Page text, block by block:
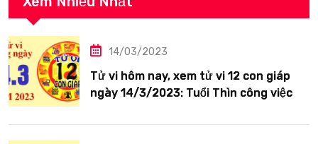
14/03/2023
Tử vi hôm nay, xem tử vi 12 con giáp
ngày 14/3/2023: Tuổi Thìn công việc